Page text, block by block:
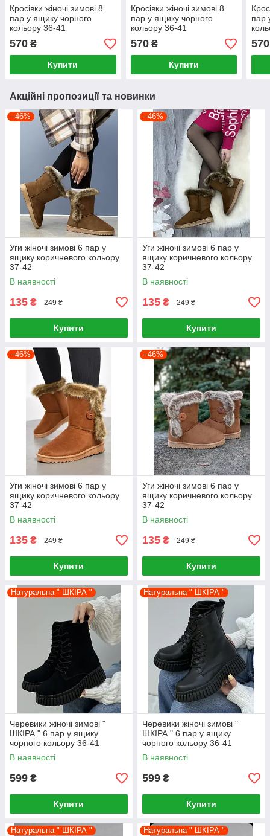
Кросівки жіночі зимові 8
пар у ящику чорного
кольору 36-41
570 ₴
Купити
Кросівки жіночі зимові 8
пар у ящику чорного
кольору 36-41
570₴
Купити
пар
570
Акційні пропозиції та новинки
–46%
Уги жіночі зимові 6 пар у
ящику коричневого кольору
37-42
В наявності
135 ₴ 249 ₴
Купити
–46%
Уги жіночі зимові 6 пар у
ящику коричневого кольору
37-42
В наявності
135 ₴ 249 ₴
Купити
–46%
Уги жіночі зимові 6 пар у
ящику коричневого кольору
37-42
В наявності
135 ₴ 249 ₴
Купити
–46%
Уги жіночі зимові 6 пар у
ящику коричневого кольору
37-42
В наявності
135 ₴ 249 ₴
Купити
Натуральна " ШКІРА "
Черевики жіночі зимові "
ШКІРА " 6 пар у ящику
чорного кольору 36-41
В наявності
599 ₴
Купити
Натуральна " ШКІРА "
Черевики жіночі зимові "
ШКІРА " 6 пар у ящику
чорного кольору 36-41
В наявності
599 ₴
Купити
Натуральна " ШКІРА " Натуральна " ШКІРА "